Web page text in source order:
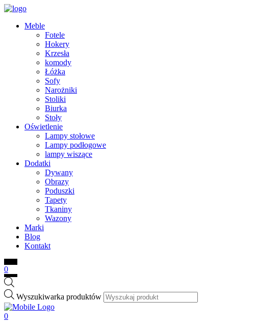
Meble
Fotele
Hokery
Krzesła
komody
Łóżka
Sofy
Narożniki
Stoliki
Biurka
Stoły
Oświetlenie
Lampy stołowe
Lampy podłogowe
lampy wiszące
Dodatki
Dywany
Obrazy
Poduszki
Tapety
Tkaniny
Wazony
Marki
Blog
Kontakt
0
Wyszukiwarka produktów
0